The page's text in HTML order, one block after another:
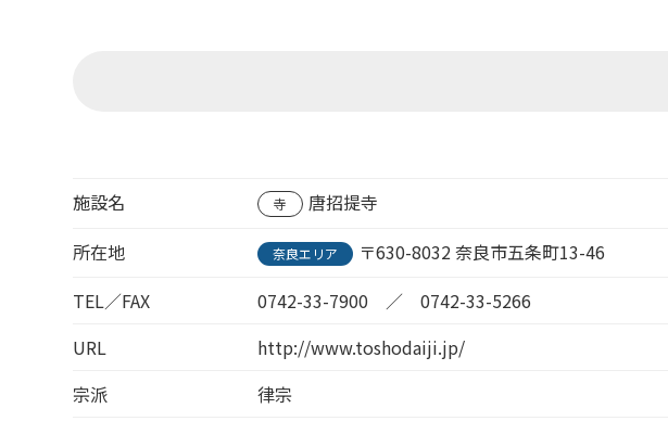
施設名 寺
唐招提寺
所在地
奈良エリア
〒630-8032 奈良市五条町13-46
TEL／FAX
0742-33-7900 ／ 0742-33-5266
URL
http://www.toshodaiji.jp/
宗派
律宗